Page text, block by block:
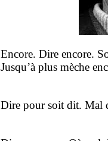
Encore. Dire encore.
Jusqu’à plus mèche
Dire pour soit dit. Mal